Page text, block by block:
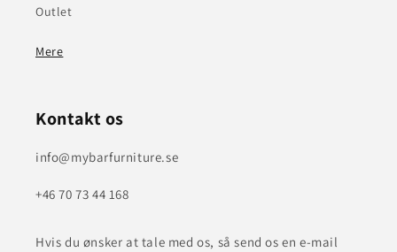
Outlet
Mere
Kontakt os
info@mybarfurniture.se
+46 70 73 44 168
Hvis du ønsker at tale med os, så send os en e-mail